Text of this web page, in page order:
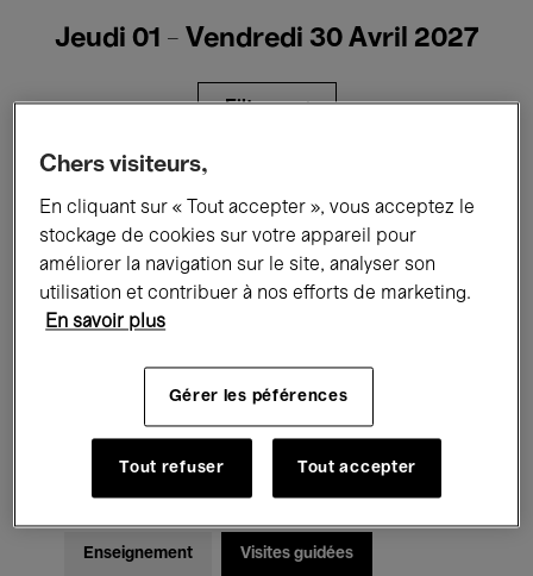
Jeudi 01 - Vendredi 30 Avril 2027
Filtres
Expositions Films Performances
Rencontres & Débats Jazz
Musique électronique
Pour tous Kids’ Palace
Enseignement Visites guidées
Chers visiteurs,
En cliquant sur « Tout accepter », vous acceptez le
stockage de cookies sur votre appareil pour
améliorer la navigation sur le site, analyser son
utilisation et contribuer à nos efforts de marketing.
En savoir plus
Gérer les péférences
Tout refuser Tout accepter